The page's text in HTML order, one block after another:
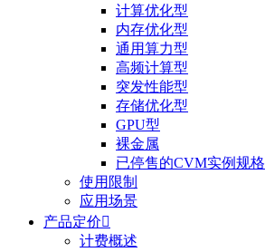
计算优化型
内存优化型
通用算力型
高频计算型
突发性能型
存储优化型
GPU型
裸金属
已停售的CVM实例规格
使用限制
应用场景
产品定价
计费概述